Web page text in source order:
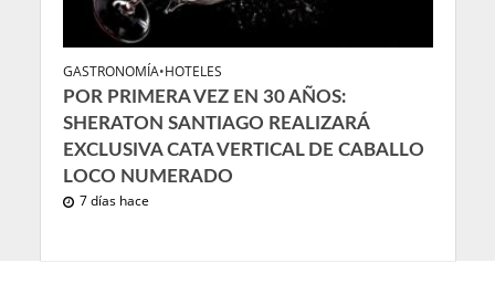
GASTRONOMÍA•HOTELES
POR PRIMERA VEZ EN 30 AÑOS:
SHERATON SANTIAGO REALIZARÁ
EXCLUSIVA CATA VERTICAL DE CABALLO
LOCO NUMERADO
7 días hace